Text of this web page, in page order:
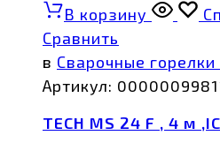
В корзину
Сравнить
в Сварочные горелки
Артикул:
TECH MS 24 F , 4 м